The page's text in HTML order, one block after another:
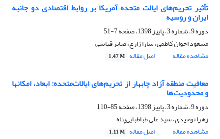
تأثیر تحریم‌های ایالت متحده آمریکا بر روابط اقتصادی دو جانبه
ایران و روسیه
دوره 9، شماره 3، پاییز 1398، صفحه
7-51
مسعود اخوان کاظمی، سارا زارع، صابر قیاسی
مشاهده مقاله
اصل مقاله 1.47 M
معافیت منطقه آزاد چابهار از تحریم‌های ایالات‌متحده: ابعاد، امکانها
و محدودیت‌ها
دوره 9، شماره 3، پاییز 1398، صفحه
85-110
زهرا توحیدی، سید علی طباطبایی‌پناه
مشاهده مقاله
اصل مقاله 1.11 M